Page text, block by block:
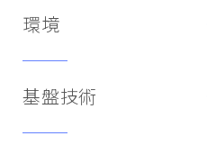
環境
基盤技術